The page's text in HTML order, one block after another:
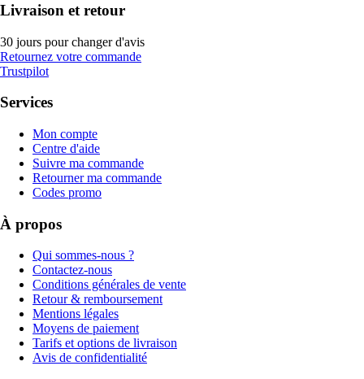
Livraison et retour
30 jours pour changer d'avis
Retournez votre commande
Trustpilot
Services
Mon compte
Centre d'aide
Suivre ma commande
Retourner ma commande
Codes promo
À propos
Qui sommes-nous ?
Contactez-nous
Conditions générales de vente
Retour & remboursement
Mentions légales
Moyens de paiement
Tarifs et options de livraison
Avis de confidentialité